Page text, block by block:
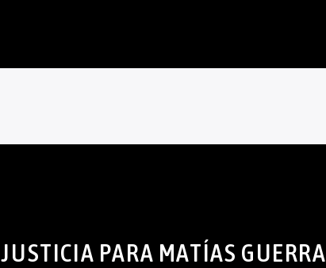
JUSTICIA PARA MATÍAS GUERRA